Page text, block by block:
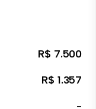
R$ 7.500
R$ 1.357
-